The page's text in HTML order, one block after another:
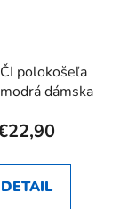
polokošeľa
dámska
DETAIL